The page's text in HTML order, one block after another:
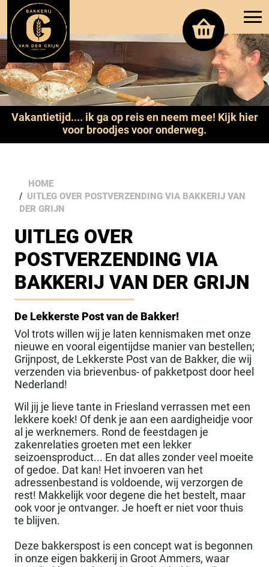
Vakantietijd.... ik ga op reis en neem mee! Kijk hier
voor broodjes voor onderweg.
HOME
UITLEG OVER POSTVERZENDING VIA BAKKERIJ VAN
DER GRIJN
UITLEG OVER
POSTVERZENDING VIA
BAKKERIJ VAN DER GRIJN
De Lekkerste Post van de Bakker!
Vol trots willen wij je laten kennismaken met onze
nieuwe en vooral eigentijdse manier van bestellen;
Grijnpost, de Lekkerste Post van de Bakker, die wij
verzenden via brievenbus- of pakketpost door heel
Nederland!
Wil jij je lieve tante in Friesland verrassen met een
lekkere koek! Of denk je aan een aardigheidje voor
al je werknemers. Rond de feestdagen je
zakenrelaties groeten met een lekker
seizoensproduct... En dat alles zonder veel moeite
of gedoe. Dat kan! Het invoeren van het
adressenbestand is voldoende, wij verzorgen de
rest! Makkelijk voor degene die het bestelt, maar
ook voor je ontvanger. Je hoeft er niet voor thuis
te blijven.
Deze bakkerspost is een concept wat is begonnen
in onze eigen bakkerij in Groot Ammers, waar